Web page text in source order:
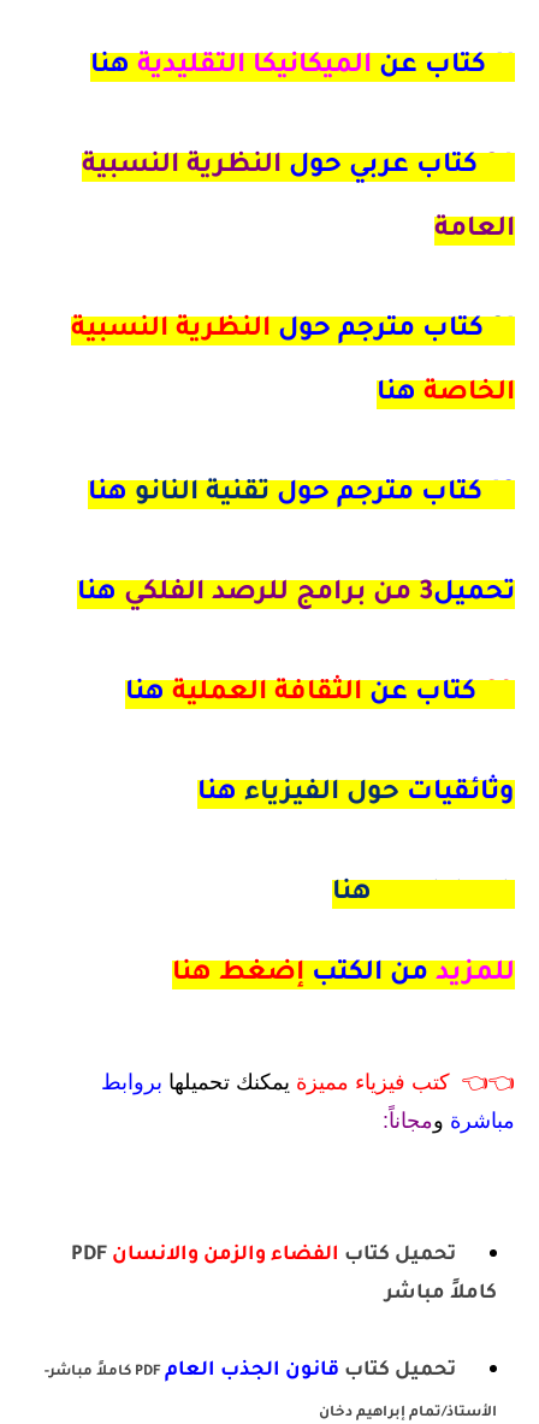
الميكانيكا التقليدية هنا
كتاب عربي حول النظرية النسبية
العامة
كتاب مترجم حول النظرية النسبية
الخاصة هنا
تقنية النانو هنا
تحميل3 من برامج للرصد الفلكي هنا
كتاب عن الثقافة العملية هنا
وثائقيات حول الفيزياء هنا
للمزيد من الكتب إضغط هنا
👈👈 كتب فيزياء مميزة يمكنك تحميلها بروابط
مباشرة ومجاناً:
تحميل كتاب الفضاء والزمن والانسان PDF
كاملاً مباشر
تحميل كتاب قانون الجذب العام PDF كاملاً مباشر-
الأستاذ/تمام إبراهيم دخان